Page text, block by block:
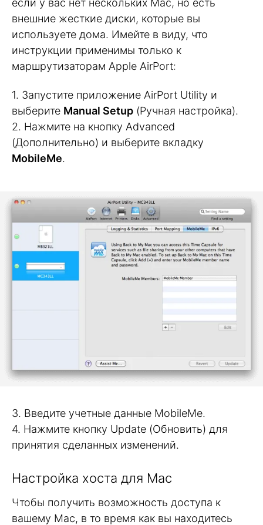
если у вас нет нескольких Mac, но есть
внешние жесткие диски, которые вы
используете дома. Имейте в виду, что
инструкции применимы только к
маршрутизаторам Apple AirPort:
1. Запустите приложение AirPort Utility и
выберите Manual Setup (Ручная настройка).
2. Нажмите на кнопку Advanced
(Дополнительно) и выберите вкладку
MobileMe.
3. Введите учетные данные MobileMe.
4. Нажмите кнопку Update (Обновить) для
принятия сделанных изменений.
Настройка хоста для Mac
Чтобы получить возможность доступа к
вашему Mac, в то время как вы находитесь